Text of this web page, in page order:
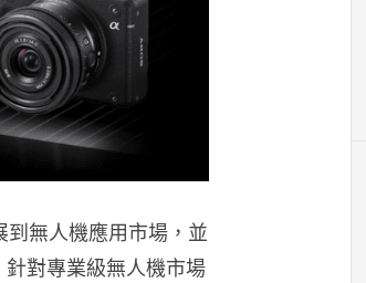
無人機應用市場，並
針對專業級無人機市場